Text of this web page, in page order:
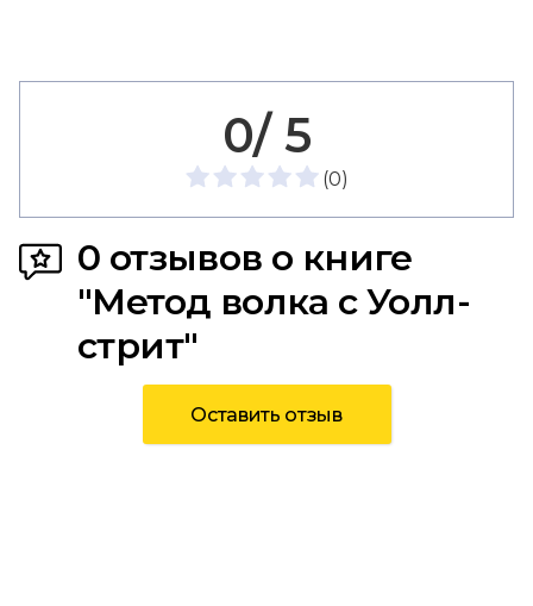
0 отзывов о книге
"Метод волка с Уолл-
стрит"
Оставить отзыв
0/ 5
(0)